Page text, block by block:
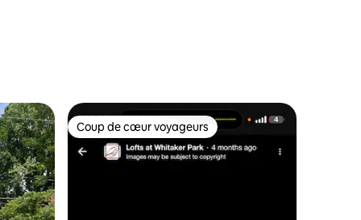
Coup de cœur voyageurs
Coup de cœur voyageurs